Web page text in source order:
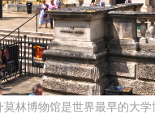
林博物馆是世界最早的大学
议书
馆》（以下简称“CAFAM”
育部组织的公益性活动（包括
议书
馆》（以下简称“CAFAM”
育部组织的公益性活动（包括
议书
馆》（以下简称“CAFAM”
育部组织的公益性活动（包括
登录 帐号密码
发
作为您的登录账号